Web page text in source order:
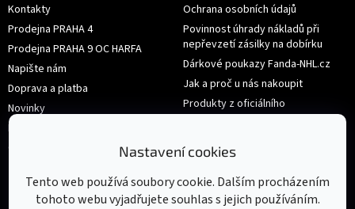
Nastavení cookies
Tento web používá soubory cookie. Dalším procházením
tohoto webu vyjadřujete souhlas s jejich používáním.
Kontakty
Prodejna PRAHA 4
Prodejna PRAHA 9 OC HARFA
Napište nám
Doprava a platba
Novinky
Hodnocení obchodu
Obchodní podmínky
Ochrana osobních údajů
Povinnost úhrady nákladů při
nepřevzetí zásilky na dobírku
Dárkové poukazy Fanda-NHL.cz
Jak a proč u nás nakoupit
Produkty z oficiálního
shop.nhl.com
Výměna nebo vrácení zboží